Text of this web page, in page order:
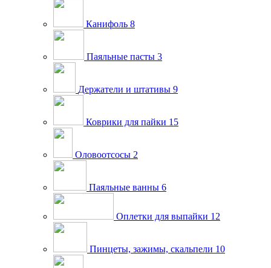
Канифоль 8
Паяльные пасты 3
Держатели и штативы 9
Коврики для пайки 15
Оловоотсосы 2
Паяльные ванны 6
Оплетки для выпайки 12
Пинцеты, зажимы, скальпели 10